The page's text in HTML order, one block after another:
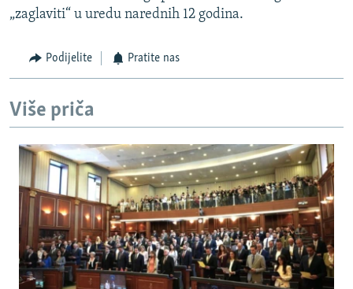
„zaglaviti“ u uredu narednih 12 godina.
Podijelite Pratite nas
Više priča